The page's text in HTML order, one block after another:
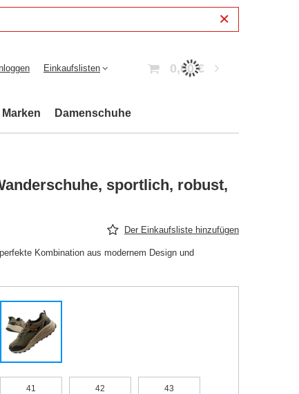
Einkaufslisten 0,00 €
Damenschuhe
sportlich, robust,
Der Einkaufsliste hinzufügen
Kombination aus modernem Design und
41 42 43